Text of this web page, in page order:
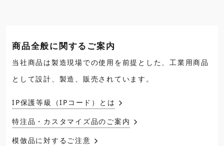
商品全般に関するご案内
当社商品は製造現場での使用を前提とした、工業用商品
として設計、製造、販売されています。
IP保護等級（IPコード）とは
特注品・カスタマイズ品のご案内
模倣品に対するご注意